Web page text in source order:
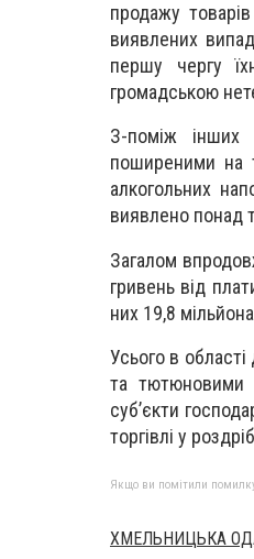
продажу
виявлених
першу чергу
громадською
З-поміж інших
поширеними на
алкогольних
виявлено понад
Загалом
гривень від
них 19,8
Усього в області
та тютюновими
суб’єкти
торгівлі у
Якщо ви помітили
ХМЕЛЬНИЦЬКА